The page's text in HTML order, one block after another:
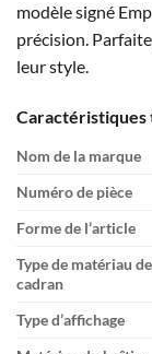
modèle signé
précision.
leur style.
Caractéristiques
Nom de la marque
Numéro de pièce
Forme de l’article
Type de matériau
cadran
Type d’affichage